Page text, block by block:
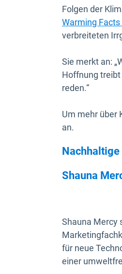
Folgen der
Warming
verbreiteten
Sie merkt an:
Hoffnung
reden.“
Um mehr über
an.
Shauna
Shauna Mercy
für neue
einer